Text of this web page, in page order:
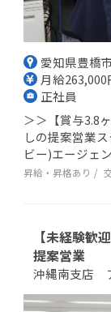
愛知県豊橋
月給263,000
正社員
＞＞【賞与3.8
しの提案営業
ビー)エージェ
昇給・昇格あり
【未経験歓
提案営業
沖縄南支店